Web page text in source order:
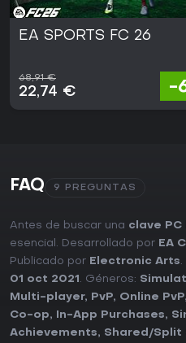
EA SPORTS FC 26
68,91 €
22,74 € -
FAQ 9 PREGUNTAS
Antes de buscar una clave PC
esencial. Desarrollado por EA
Publicado por Electronic Arts.
01 oct 2021 . Géneros:
Multi-player, PvP, Online PvP,
Co-op, In-App Purchases,
Achievements, Shared/Split